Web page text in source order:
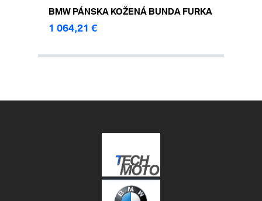
BMW PÁNSKA KOŽENÁ BUNDA FURKA
1 064,21 €